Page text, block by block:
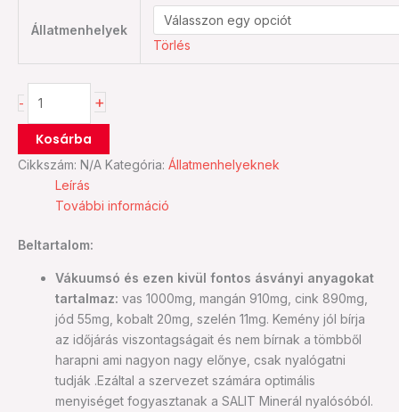
Állatmenhelyek
Törlés
- +
Kosárba
Cikkszám: N/A Kategória: Állatmenhelyeknek
Leírás
További információ
Beltartalom:
Vákuumsó és ezen kivül fontos ásványi anyagokat
tartalmaz: vas 1000mg, mangán 910mg, cink 890mg,
jód 55mg, kobalt 20mg, szelén 11mg. Kemény jól bírja
az időjárás viszontagságait és nem bírnak a tömbből
harapni ami nagyon nagy előnye, csak nyalógatni
tudják .Ezáltal a szervezet számára optimális
menyiséget fogyasztanak a SALIT Minerál nyalósóból.